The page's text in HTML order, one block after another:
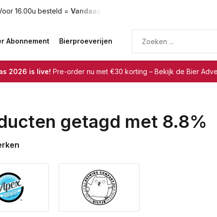
16.00u besteld = Vandaag verzonden
Abonnement Bierproeverijen
2026 is live! Pre-order nu met €30 korting – Bekijk de Bier
getagd met 8.8%